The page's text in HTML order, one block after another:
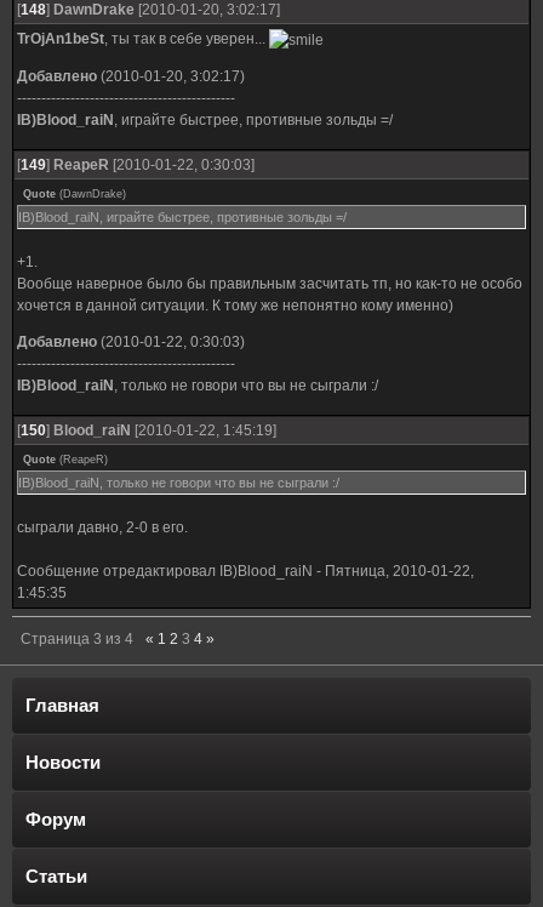
[148] DawnDrake [2010-01-20, 3:02:17]
TrOjAn1beSt, ты так в себе уверен...
Добавлено (2010-01-20, 3:02:17)
---------------------------------------------
IB)Blood_raiN, играйте быстрее, противные зольды =/
[149] ReapeR [2010-01-22, 0:30:03]
Quote (DawnDrake)
IB)Blood_raiN, играйте быстрее, противные зольды =/
+1.
Вообще наверное было бы правильным засчитать тп, но как-то не особо
хочется в данной ситуации. К тому же непонятно кому именно)
Добавлено (2010-01-22, 0:30:03)
---------------------------------------------
IB)Blood_raiN , только не говори что вы не сыграли :/
[150] Blood_raiN [2010-01-22, 1:45:19]
Quote (ReapeR)
IB)Blood_raiN, только не говори что вы не сыграли :/
сыграли давно, 2-0 в его.
Сообщение отредактировал IB)Blood_raiN - Пятница, 2010-01-22,
1:45:35
Страница 3 из 4 « 1 2 3 4 »
Главная
Новости
Форум
Статьи